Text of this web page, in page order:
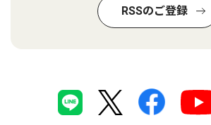
RSSのご登録